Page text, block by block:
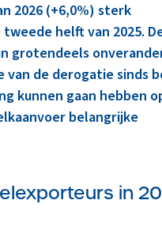
2026 (+6,0%) sterk
helft van 2025.
grotendeels
de derogatie sinds
kunnen gaan hebben
belangrijke
in